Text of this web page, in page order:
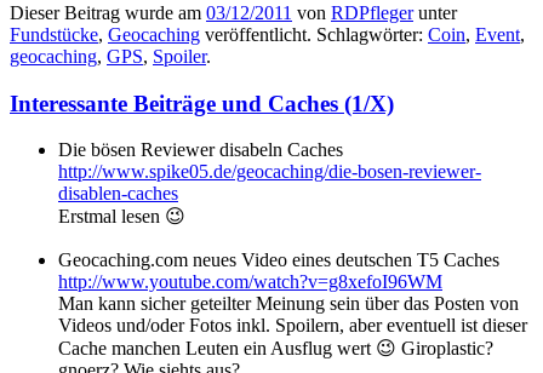
Dieser Beitrag wurde am 03/12/2011 von RDPflegerunter
Fundstücke, Geocaching veröffentlicht. Schlagwörter: Coin, Event,
geocaching, GPS, Spoiler.
Interessante Beiträge und Caches (1/X)
Die bösen Reviewer disabeln Caches
http://www.spike05.de/geocaching/die-bosen-reviewer-
disablen-caches
Erstmal lesen 😉
Geocaching.com neues Video eines deutschen T5 Caches
http://www.youtube.com/watch?v=g8xefoI96WM
Man kann sicher geteilter Meinung sein über das Posten von
Videos und/oder Fotos inkl. Spoilern, aber eventuell ist dieser
Cache manchen Leuten ein Ausflug wert 😉 Giroplastic?